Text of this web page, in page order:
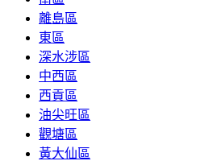
離島區
東區
深水涉區
中西區
西貢區
油尖旺區
觀塘區
黃大仙區